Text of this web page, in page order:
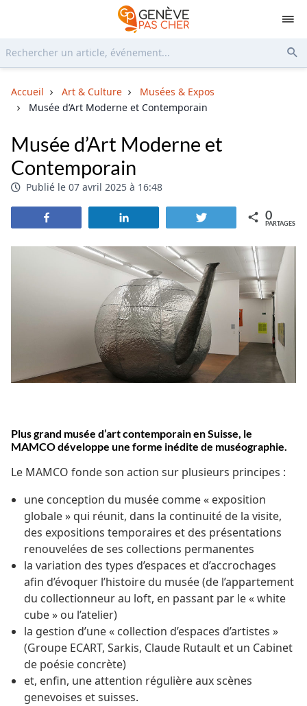
Accueil Art & Culture
Musées & Expos
Musée d’Art Moderne et Contemporain
Musée d’Art Moderne et
Contemporain
Publié le 07 avril 2025 à 16:48
Tweetez 0
PARTAGES
Plus grand musée d’art contemporain en Suisse, le
MAMCO développe une forme inédite de muséographie.
Le MAMCO fonde son action sur plusieurs principes :
une conception du musée comme « exposition
globale » qui réunit, dans la continuité de la visite,
des expositions temporaires et des présentations
renouvelées de ses collections permanentes
la variation des types d’espaces et d’accrochages
afin d’évoquer l’histoire du musée (de l’appartement
du collectionneur au loft, en passant par le « white
cube » ou l’atelier)
la gestion d’une « collection d’espaces d’artistes »
(Groupe ECART, Sarkis, Claude Rutault et un Cabinet
de poésie concrète)
et, enfin, une attention régulière aux scènes
genevoises et suisses.